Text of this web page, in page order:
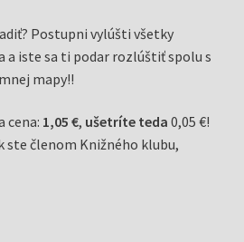
Postupni vylúšti všetky
a iste sa ti podar rozlúštiť spolu s
mapy!!
cena: 1,05 €, ušetríte teda 0,05 €!
ste členom Knižného klubu,